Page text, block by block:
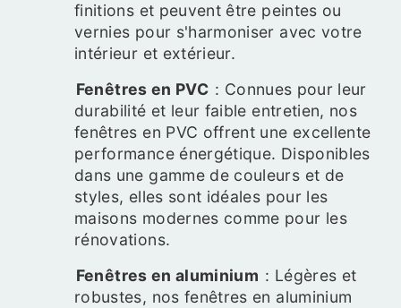
finitions et peuvent être peintes ou
vernies pour s'harmoniser avec votre
intérieur et extérieur.
Fenêtres en PVC : Connues pour leur
durabilité et leur faible entretien, nos
fenêtres en PVC offrent une excellente
performance énergétique. Disponibles
dans une gamme de couleurs et de
styles, elles sont idéales pour les
maisons modernes comme pour les
rénovations.
Fenêtres en aluminium : Légères et
robustes, nos fenêtres en aluminium